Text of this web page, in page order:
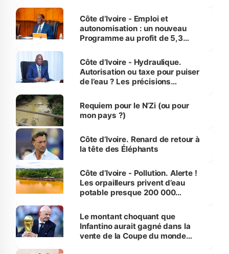
et Yamoussoukro
Côte d’Ivoire - Emploi et
autonomisation : un nouveau
Programme au profit de 5,3
Côte d’Ivoire - Hydraulique.
Autorisation ou taxe pour puiser
de l’eau ? Les précisions
Requiem pour le N’Zi (ou pour
mon pays ?)
Côte d’Ivoire. Renard de retour à
la tête des Éléphants
Côte d’Ivoire - Pollution. Alerte !
Les orpailleurs privent d’eau
potable presque 200 000
Le montant choquant que
Infantino aurait gagné dans la
vente de la Coupe du monde